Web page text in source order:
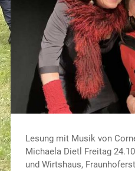
Lesung mit Musik von
Michaela Dietl Freitag
und Wirtshaus,